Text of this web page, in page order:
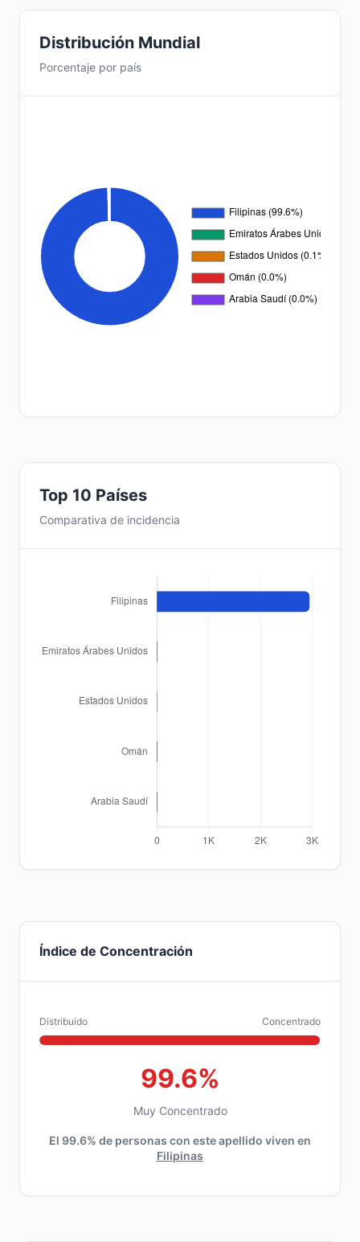
Distribución Mundial
Porcentaje por país
Top 10 Países
Comparativa de incidencia
Índice de Concentración
Distribuido Concentrado
99.6%
Muy Concentrado
El 99.6% de personas con este apellido viven en
Filipinas